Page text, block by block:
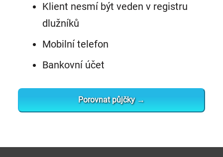
Klient nesmí být veden v registru
dlužníků
Mobilní telefon
Bankovní účet
Porovnat půjčky →